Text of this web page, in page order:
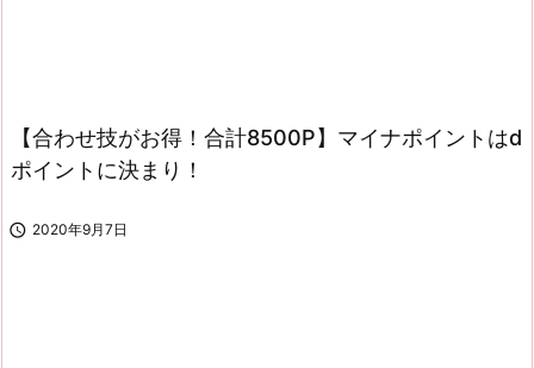
【合わせ技がお得！合計8500P】マイナポイントはd
ポイントに決まり！
 2020年9月7日